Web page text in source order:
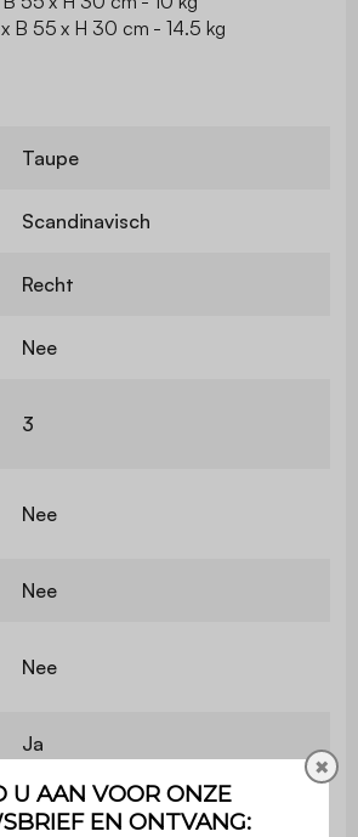
B 55 x H 30 cm - 14.5 kg
Taupe
Scandinavisch
Recht
Nee
3
Nee
Nee
Nee
Ja
Corduroy
✖